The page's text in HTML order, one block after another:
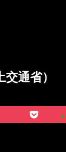
通省）